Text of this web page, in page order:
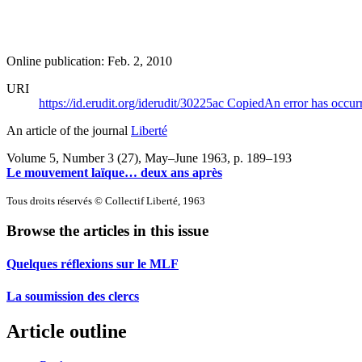
Online publication: Feb. 2, 2010
URI
https://id.erudit.org/iderudit/30225ac CopiedAn error has
An article of the journal Liberté
Volume 5, Number 3 (27), May–June 1963, p. 189–193
Le mouvement laïque… deux ans après
Tous droits réservés © Collectif Liberté, 1963
Browse the articles in this issue
Quelques réflexions sur le MLF
La soumission des clercs
Article outline